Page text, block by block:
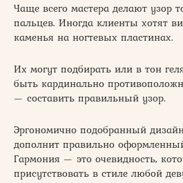
Чаще всего мастера делают узор
пальцев. Иногда клиенты хотят
каменья на ногтевых пластинах.
Их могут подбирать или в тон
быть кардинально
— составить правильный узор.
Эргономично подобранный
дополнит правильно
Гармония — это очевидность,
присутствовать в стиле любой